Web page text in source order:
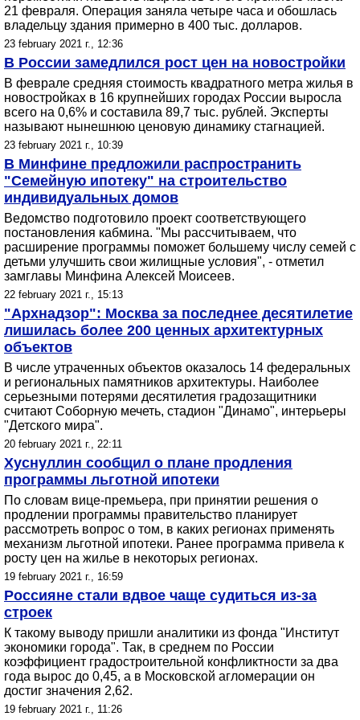
21 февраля. Операция заняла четыре часа и обошлась
владельцу здания примерно в 400 тыс. долларов.
23 february 2021 г., 12:36
В России замедлился рост цен на новостройки
В феврале средняя стоимость квадратного метра жилья в
новостройках в 16 крупнейших городах России выросла
всего на 0,6% и составила 89,7 тыс. рублей. Эксперты
называют нынешнюю ценовую динамику стагнацией.
23 february 2021 г., 10:39
В Минфине предложили распространить
"Семейную ипотеку" на строительство
индивидуальных домов
Ведомство подготовило проект соответствующего
постановления кабмина. "Мы рассчитываем, что
расширение программы поможет большему числу семей с
детьми улучшить свои жилищные условия", - отметил
замглавы Минфина Алексей Моисеев.
22 february 2021 г., 15:13
"Архнадзор": Москва за последнее десятилетие
лишилась более 200 ценных архитектурных
объектов
В числе утраченных объектов оказалось 14 федеральных
и региональных памятников архитектуры. Наиболее
серьезными потерями десятилетия градозащитники
считают Соборную мечеть, стадион "Динамо", интерьеры
"Детского мира".
20 february 2021 г., 22:11
Хуснуллин сообщил о плане продления
программы льготной ипотеки
По словам вице-премьера, при принятии решения о
продлении программы правительство планирует
рассмотреть вопрос о том, в каких регионах применять
механизм льготной ипотеки. Ранее программа привела к
росту цен на жилье в некоторых регионах.
19 february 2021 г., 16:59
Россияне стали вдвое чаще судиться из-за
строек
К такому выводу пришли аналитики из фонда "Институт
экономики города". Так, в среднем по России
коэффициент градостроительной конфликтности за два
года вырос до 0,45, а в Московской агломерации он
достиг значения 2,62.
19 february 2021 г., 11:26